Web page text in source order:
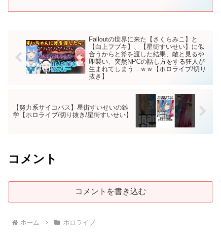
Falloutの世界に来た【さくらみこ】と
【白上フブキ】、【星街すいせい】に似
合うからと斧を渡した結果、敵と見るや
即襲い、突然NPCの話し方をする狂人が
生まれてしまう…ｗｗ【ホロライブ/切り
抜き】
【努力系サイコパス】星街すいせいの雑
学【ホロライブ/切り抜き/星街すいせい】
コメント
コメントを書き込む
ホーム ホロライブ